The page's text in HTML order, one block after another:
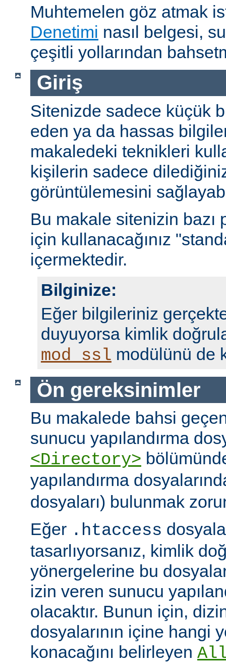
Muhtemelen göz atmak
Denetimi nasıl belgesi,
çeşitli yollarından
Giriş
Sitenizde sadece küçük
eden ya da hassas
makaledeki teknikleri
kişilerin sadece
görüntülemesini
Bu makale sitenizin bazı
için kullanacağınız
içermektedir.
Bilginize:
Eğer bilgileriniz
duyuyorsa kimlik
mod_ssl modülünü de
Ön gereksinimler
Bu makalede bahsi
sunucu yapılandırma
<Directory>
yapılandırma
dosyaları) bulunmak
Eğer .htaccess
tasarlıyorsanız, kimlik
yönergelerine bu
izin veren sunucu
olacaktır. Bunun için,
dosyalarının içine hangi
konacağını belirleyen